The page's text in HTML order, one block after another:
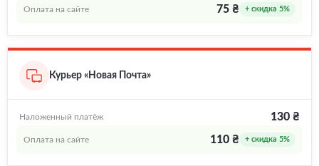
Оплата на сайте 75 ₴ + скидка 5%
Курьер «Новая Почта»
Наложенный платёж 130 ₴
Оплата на сайте 110 ₴ + скидка 5%